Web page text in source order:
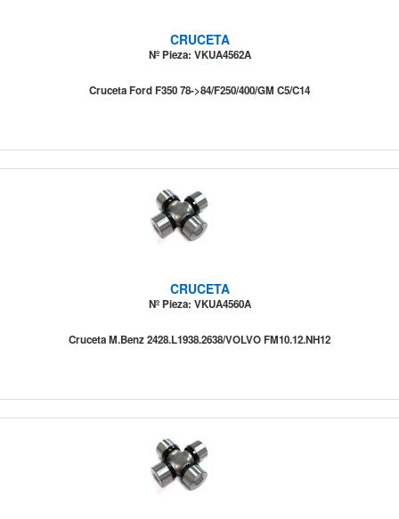
CRUCETA
Nº Pieza: VKUA4562A
Cruceta Ford F350 78->84/F250/400/GM C5/C14
CRUCETA
Nº Pieza: VKUA4560A
Cruceta M.Benz 2428.L1938.2638/VOLVO FM10.12.NH12